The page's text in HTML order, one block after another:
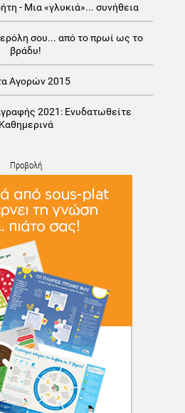
- Μια «γλυκιά»... συνήθεια
σου... από το πρωί ως το
βράδυ!
Αγορών 2015
2021: Ενυδατωθείτε
Καθημερινά
Προβολή